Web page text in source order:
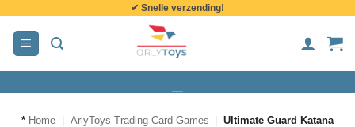
inhoud
✔ Snelle verzending!
* Home ArlyToys Trading Card Games
Ultimate Guard Katana